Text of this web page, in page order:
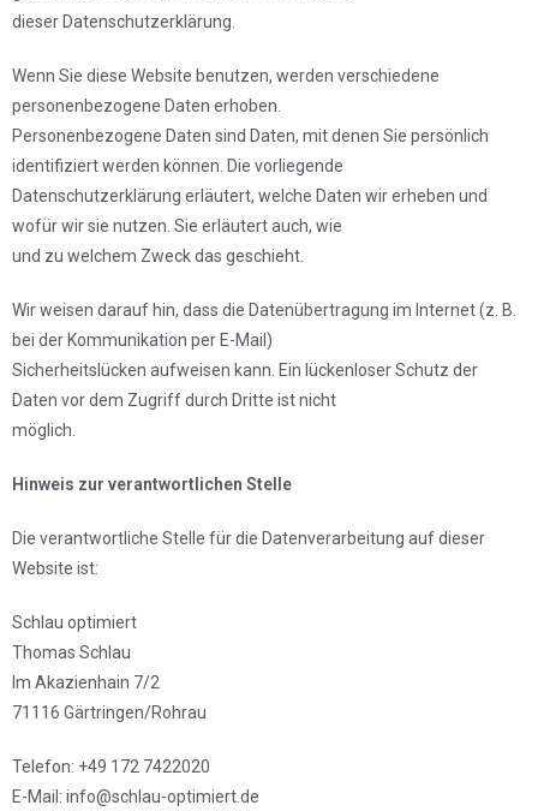
dieser Datenschutzerklärung.
Wenn Sie diese Website benutzen, werden verschiedene
personenbezogene Daten erhoben.
Personenbezogene Daten sind Daten, mit denen Sie persönlich
identifiziert werden können. Die vorliegende
Datenschutzerklärung erläutert, welche Daten wir erheben und
wofür wir sie nutzen. Sie erläutert auch, wie
und zu welchem Zweck das geschieht.
Wir weisen darauf hin, dass die Datenübertragung im Internet (z. B.
bei der Kommunikation per E-Mail)
Sicherheitslücken aufweisen kann. Ein lückenloser Schutz der
Daten vor dem Zugriff durch Dritte ist nicht
möglich.
Hinweis zur verantwortlichen Stelle
Die verantwortliche Stelle für die Datenverarbeitung auf dieser
Website ist:
Schlau optimiert
Thomas Schlau
Im Akazienhain 7/2
71116 Gärtringen/Rohrau
Telefon: +49 172 7422020
E-Mail: info@schlau-optimiert.de